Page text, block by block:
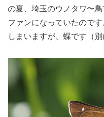
の夏、埼玉のウノタワ〜
ファンになっていたので
しまいますが、蝶です（